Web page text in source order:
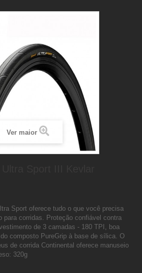
Ver maior
Sport oferece tudo o que você precisa
para corridas. Proteção confiável contra
de 3 camadas - 180 TPI, boa
composto PureGrip à base de sílica. O
de corrida Continental oferece manuseio
320g